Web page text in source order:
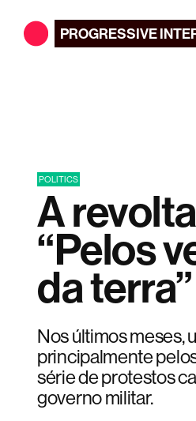
PROGRESSIVE
POLITICS
A
“Pelos
da terra”
Nos últimos meses,
principalmente
série de protestos
governo militar.